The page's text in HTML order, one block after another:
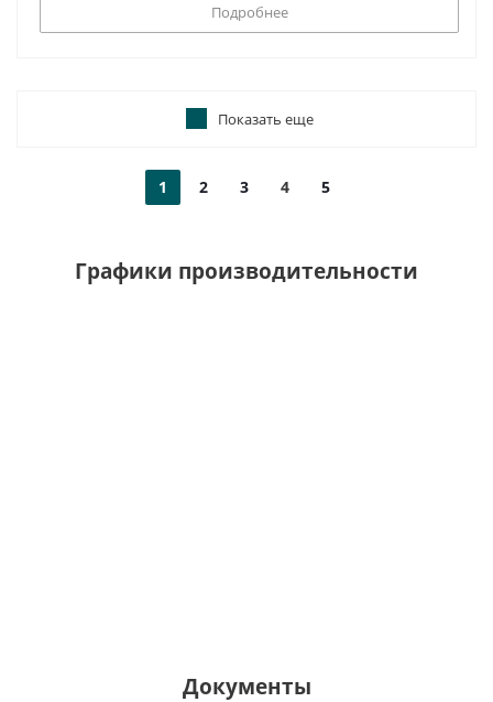
Подробнее
Показать еще
1 2 3 4 5
Графики производительности
Документы